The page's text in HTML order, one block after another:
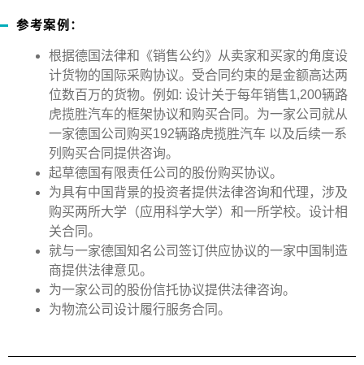
参考案例：
根据德国法律和《销售公约》从卖家和买家的角度设
计货物的国际采购协议。受合同约束的是金额高达两
位数百万的货物。例如: 设计关于每年销售1,200辆路
虎揽胜汽车的框架协议和购买合同。为一家公司就从
一家德国公司购买192辆路虎揽胜汽车 以及后续一系
列购买合同提供咨询。
起草德国有限责任公司的股份购买协议。
为具有中国背景的投资者提供法律咨询和代理，涉及
购买两所大学（应用科学大学）和一所学校。设计相
关合同。
就与一家德国知名公司签订供应协议的一家中国制造
商提供法律意见。
为一家公司的股份信托协议提供法律咨询。
为物流公司设计履行服务合同。